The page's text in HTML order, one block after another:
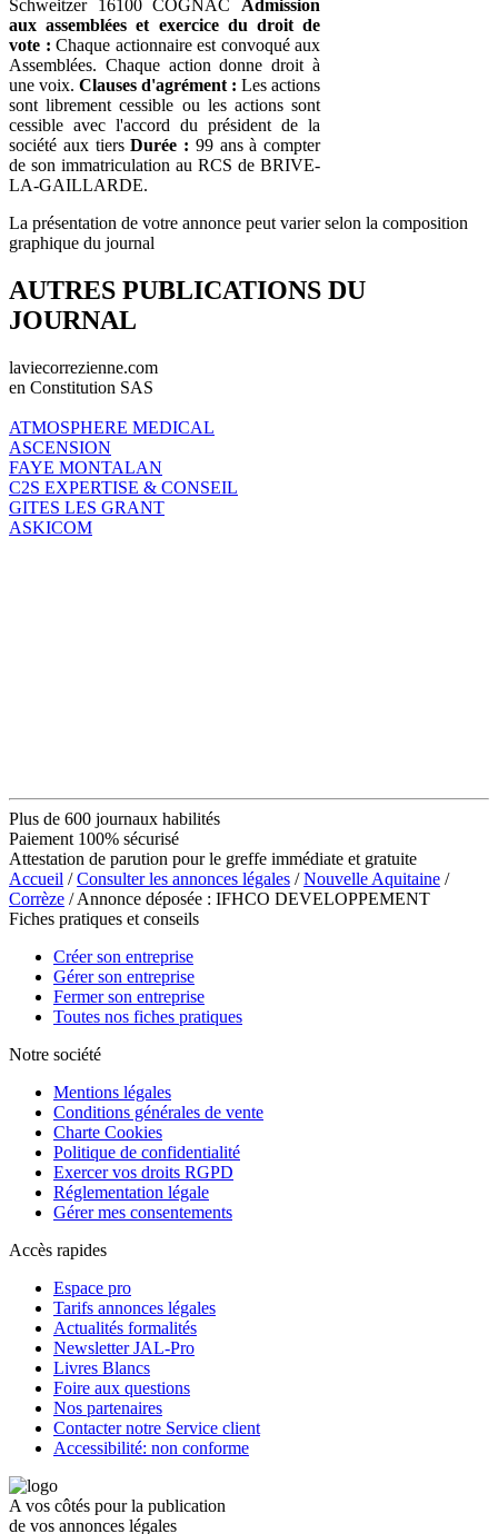
Schweitzer 16100 COGNAC Admission
aux assemblées et exercice du droit de
vote : Chaque actionnaire est convoqué aux
Assemblées. Chaque action donne droit à
une voix. Clauses d'agrément : Les actions
sont librement cessible ou les actions sont
cessible avec l'accord du président de la
société aux tiersDurée : 99 ans à compter
de son immatriculation au RCS de BRIVE-
LA-GAILLARDE.
La présentation de votre annonce peut varier selon la composition
graphique du journal
AUTRES PUBLICATIONS DU
JOURNAL
laviecorrezienne.com
en Constitution SAS
ATMOSPHERE MEDICAL
ASCENSION
FAYE MONTALAN
C2S EXPERTISE & CONSEIL
GITES LES GRANT
ASKICOM
Plus de 600 journaux habilités
Paiement 100% sécurisé
Attestation de parution pour le greffe immédiate et gratuite
Accueil /Consulter les annonces légales /Nouvelle Aquitaine /
Corrèze / Annonce déposée : IFHCO DEVELOPPEMENT
Fiches pratiques et conseils
Créer son entreprise
Gérer son entreprise
Fermer son entreprise
Toutes nos fiches pratiques
Notre société
Mentions légales
Conditions générales de vente
Charte Cookies
Politique de confidentialité
Exercer vos droits RGPD
Réglementation légale
Gérer mes consentements
Accès rapides
Espace pro
Tarifs annonces légales
Actualités formalités
Newsletter JAL-Pro
Livres Blancs
Foire aux questions
Nos partenaires
Contacter notre Service client
Accessibilité: non conforme
A vos côtés pour la publication
de vos annonces légales